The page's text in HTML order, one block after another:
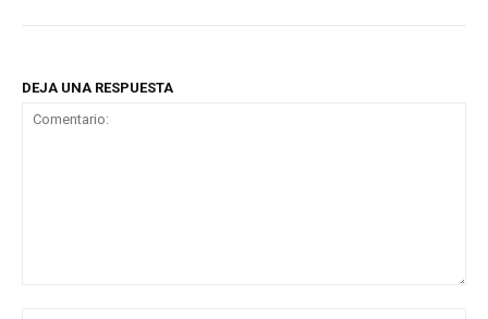
DEJA UNA RESPUESTA